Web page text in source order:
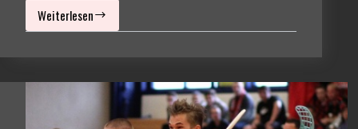
Weiterlesen
Pokalsieg